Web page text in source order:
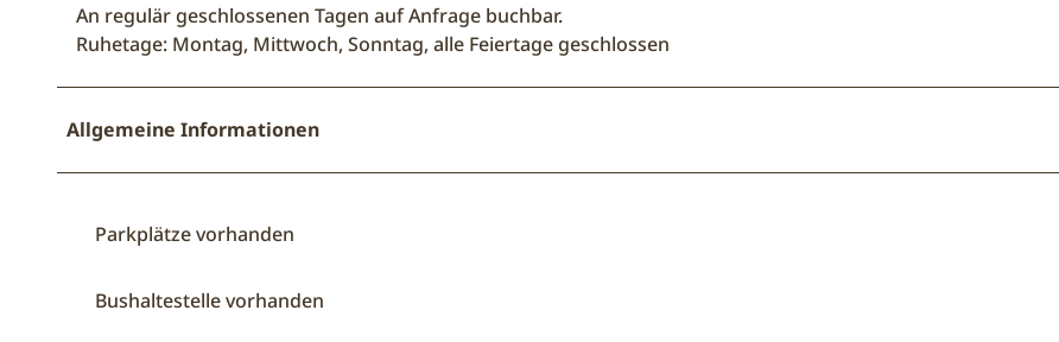
An regulär geschlossenen Tagen auf Anfrage buchbar.
Ruhetage: Montag, Mittwoch, Sonntag, alle Feiertage geschlossen
Allgemeine Informationen
Parkplätze vorhanden
Bushaltestelle vorhanden